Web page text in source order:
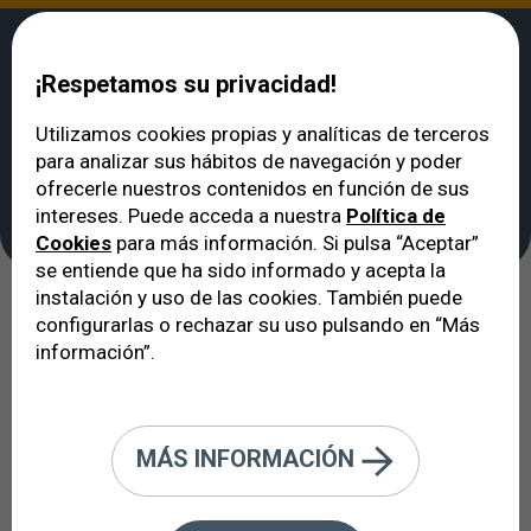
VERTE Unidad de Glaucoma
Unidad de Glaucoma
El glaucoma es la 2ª causa de
ceguera en el mundo. La mitad de
El glaucoma se produce cuando se lesionan las
¡Respetamos su privacidad!
Utilizamos cookies propias y analíticas de terceros
para analizar sus hábitos de navegación y poder
ofrecerle nuestros contenidos en función de sus
intereses. Puede acceda a nuestra Política de
Cookies para más información. Si pulsa “Aceptar”
se entiende que ha sido informado y acepta la
instalación y uso de las cookies. También puede
configurarlas o rechazar su uso pulsando en “Más
información”.
MÁS INFORMACIÓN